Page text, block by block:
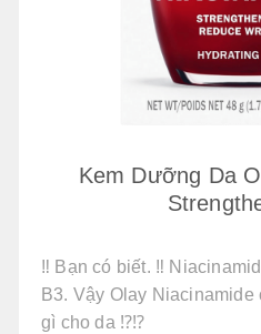
Kem Dưỡng Da
‼️ Bạn có biết. ‼
B3. Vậy Olay
gì cho da ⁉️⁉️